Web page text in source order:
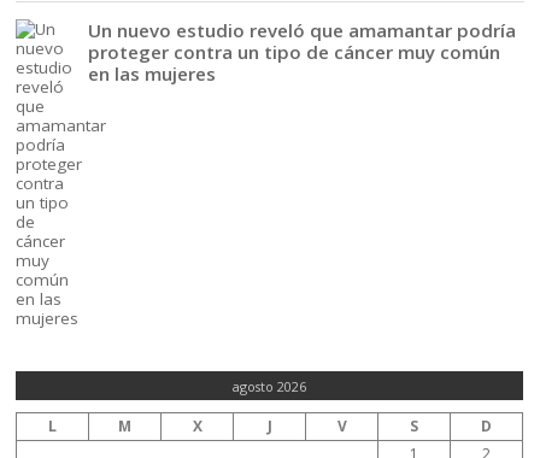
Un nuevo estudio reveló que amamantar podría
proteger contra un tipo de cáncer muy común
en las mujeres
agosto 2026
L M X J V S
D
1
2